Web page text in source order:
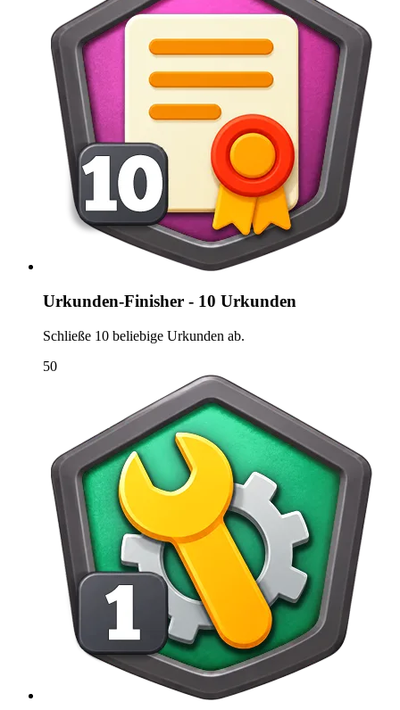
Urkunden-Finisher - 10 Urkunden
Schließe 10 beliebige Urkunden ab.
50